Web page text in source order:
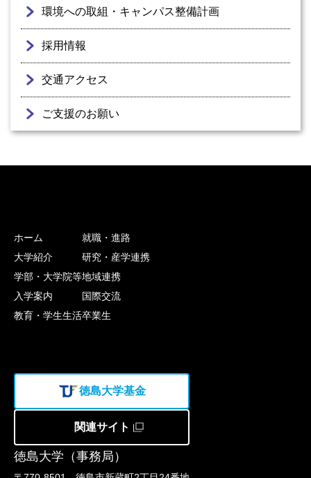
環境への取組・キャンパス整備計画
採用情報
交通アクセス
ご支援のお願い
徳島大学（事務局）
ホーム
大学紹介
学部・大学院等
入学案内
教育・学生生活
就職・進路
研究・産学連携
地域連携
国際交流
卒業生
徳島大学基金
関連サイト